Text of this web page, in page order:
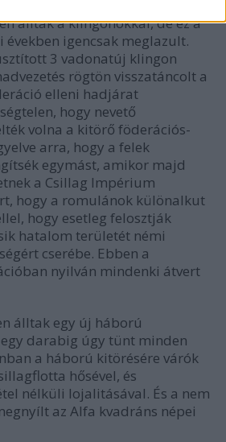
álltak a klingonokkal, de ez a
igencsak meglazult.
3 vadonatúj klingon
rögtön visszatáncolt a
elleni hadjárat
hogy nevető
volna a kitörő föderációs-
arra, hogy a felek
egymást, amikor majd
a Csillag Impérium
hogy a romulánok különalkut
hogy esetleg felosztják
hatalom területét némi
cserébe. Ebben a
nyilván mindenki átvert
álltak egy új háború
darabig úgy tünt minden
a háború kitörésére várók
hősével, és
nélküli lojalitásával. És a nem
az Alfa kvadráns népei